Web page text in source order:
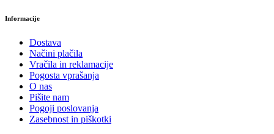
Informacije
Dostava
Načini plačila
Vračila in reklamacije
Pogosta vprašanja
O nas
Pišite nam
Pogoji poslovanja
Zasebnost in piškotki